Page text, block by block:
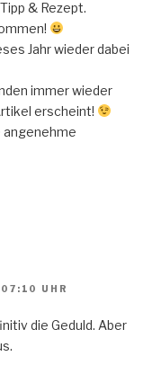
& Rezept.
Jahr wieder dabei
immer wieder
erscheint!
angenehme
UHR
die Geduld. Aber